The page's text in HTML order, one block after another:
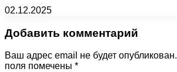
02.12.2025
Добавить комментарий
Ваш адрес email не будет опубликован.
поля помечены *